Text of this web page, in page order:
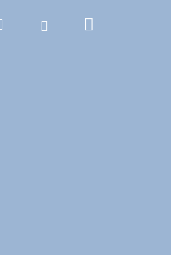
Hledat Přihlášení